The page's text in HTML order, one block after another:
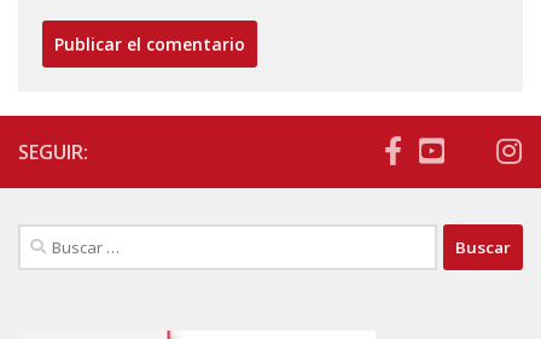
SEGUIR:
Buscar: